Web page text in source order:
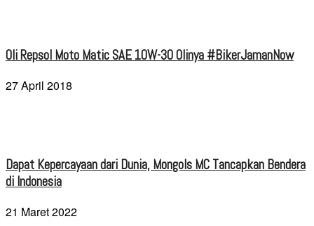
Oli Repsol Moto Matic SAE 10W-30 Olinya #BikerJamanNow
27 April 2018
Dapat Kepercayaan dari Dunia, Mongols MC Tancapkan Bendera
di Indonesia
21 Maret 2022